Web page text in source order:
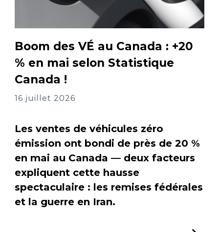
Boom des VÉ au Canada : +20
% en mai selon Statistique
Canada !
16 juillet 2026
Les ventes de véhicules zéro
émission ont bondi de près de 20 %
en mai au Canada — deux facteurs
expliquent cette hausse
spectaculaire : les remises fédérales
et la guerre en Iran.